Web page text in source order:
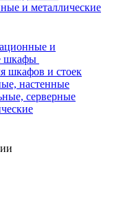
и металлические
и
шкафы
шкафов и стоек
настенные
серверные